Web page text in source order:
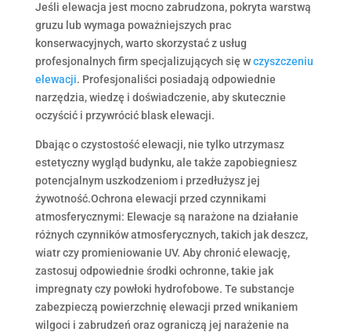
Jeśli elewacja jest mocno zabrudzona, pokryta warstwą
gruzu lub wymaga poważniejszych prac
konserwacyjnych, warto skorzystać z usług
profesjonalnych firm specjalizujących się wczyszczeniu
elewacji. Profesjonaliści posiadają odpowiednie
narzędzia, wiedzę i doświadczenie, aby skutecznie
oczyścić i przywrócić blask elewacji.
Dbając o czystostość elewacji, nie tylko utrzymasz
estetyczny wygląd budynku, ale także zapobiegniesz
potencjalnym uszkodzeniom i przedłużysz jej
żywotność.Ochrona elewacji przed czynnikami
atmosferycznymi: Elewacje są narażone na działanie
różnych czynników atmosferycznych, takich jak deszcz,
wiatr czy promieniowanie UV. Aby chronić elewację,
zastosuj odpowiednie środki ochronne, takie jak
impregnaty czy powłoki hydrofobowe. Te substancje
zabezpieczą powierzchnię elewacji przed wnikaniem
wilgoci i zabrudzeń oraz ograniczą jej narażenie na